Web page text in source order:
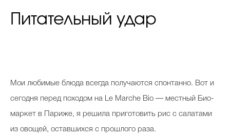
Питательный удар
М ои любимые блюда всегда получаются спонтанно. Вот и
сегодня перед походом на Le Marche Bio — местный Био-
маркет в Париже, я решила приготовить рис с салатами
из овощей, оставшихся с прошлого раза.